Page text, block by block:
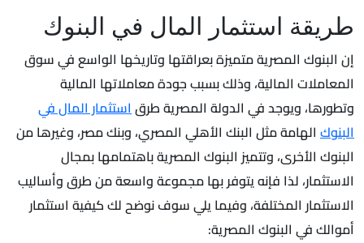
طريقة استثمار المال في البنوك
إن البنوك المصرية متميزة بعراقتها وتاريخها الواسع في سوق
المعاملات المالية، وذلك بسبب جودة معاملاتها المالية
وتطورها، ويوجد في الدولة المصرية طرقاستثمار المال في
البنوك الهامة مثل البنك الأهلي المصري، وبنك مصر، وغيرها من
البنوك الأخرى، وتتميز البنوك المصرية باهتمامها بمجال
الاستثمار، لذا فإنه يتوفر بها مجموعة واسعة من طرق وأساليب
الاستثمار المختلفة، وفيما يلي سوف نوضح لك كيفية استثمار
أموالك في البنوك المصرية: